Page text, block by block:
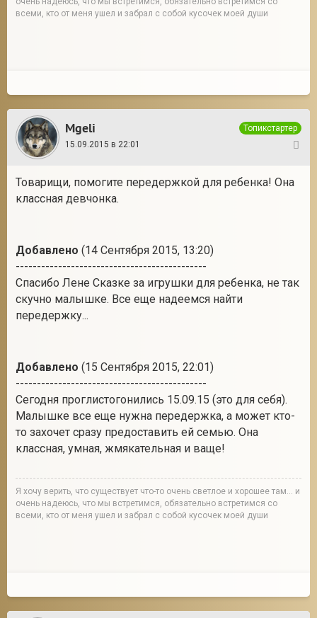
всеми, кто от меня ушел и забрал с собой кусочек моей души
Mgeli
Топикстартер
15.09.2015 в 22:01
Товарищи, помогите передержкой для ребенка! Она
классная девчонка.
Добавлено (14 Сентября 2015, 13:20)
---------------------------------------------
Спасибо Лене Сказке за игрушки для ребенка, не так
скучно малышке. Все еще надеемся найти
передержку...
Добавлено (15 Сентября 2015, 22:01)
---------------------------------------------
Сегодня проглистогонились 15.09.15 (это для себя).
Малышке все еще нужна передержка, а может кто-
то захочет сразу предоставить ей семью. Она
классная, умная, жмякательная и ваще!
Я хочу верить, что существует что-то очень светлое и хорошее там... и
очень надеюсь, что мы встретимся, обязательно встретимся со
всеми, кто от меня ушел и забрал с собой кусочек моей души